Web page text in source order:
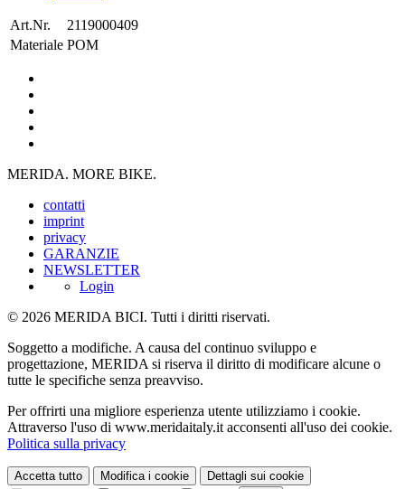
Art.Nr.
2119000409
Materiale POM
MERIDA. MORE BIKE.
contatti
imprint
privacy
GARANZIE
NEWSLETTER
Login
© 2026 MERIDA BICI. Tutti i diritti riservati.
Soggetto a modifiche. A causa del continuo sviluppo e
progettazione, MERIDA si riserva il diritto di modificare alcune o
tutte le specifiche senza preavviso.
Per offrirti una migliore esperienza utente utilizziamo i cookie.
Attraverso l'uso di www.meridaitaly.it acconsenti all'uso dei cookie.
Politica sulla privacy
Accetta tutto Modifica i cookie Dettagli sui cookie